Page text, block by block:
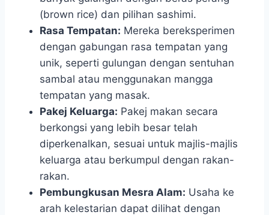
(brown rice) dan pilihan sashimi.
Rasa Tempatan: Mereka bereksperimen
dengan gabungan rasa tempatan yang
unik, seperti gulungan dengan sentuhan
sambal atau menggunakan mangga
tempatan yang masak.
Pakej Keluarga: Pakej makan secara
berkongsi yang lebih besar telah
diperkenalkan, sesuai untuk majlis-majlis
keluarga atau berkumpul dengan rakan-
rakan.
Pembungkusan Mesra Alam: Usaha ke
arah kelestarian dapat dilihat dengan